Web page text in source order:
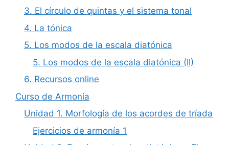
3. El círculo de quintas y el sistema tonal
4. La tónica
5. Los modos de la escala diatónica
5. Los modos de la escala diatónica (II)
6. Recursos online
Curso de Armonía
Unidad 1. Morfología de los acordes de tríada
Ejercicios de armonía 1